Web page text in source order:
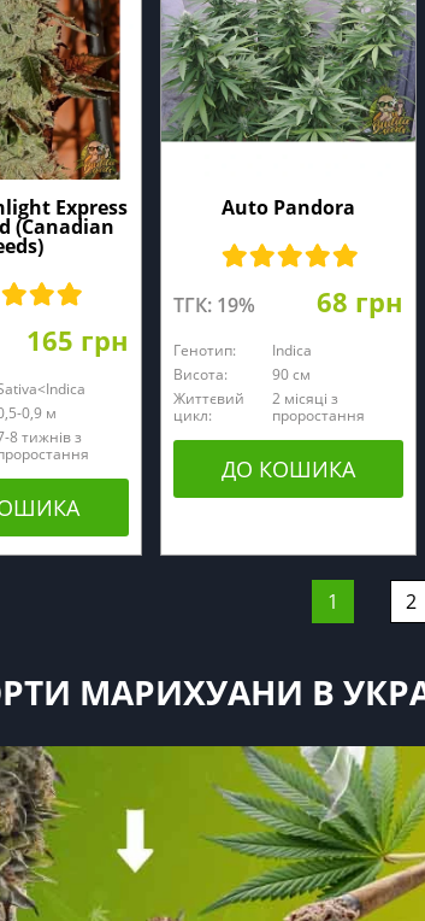
Express
(Canadian
165 грн
0,9 м
8 тижнів з
Auto Pandora
ТГК: 19% 68 грн
Генотип:
Indica
Висота:
90 см
Життєвий
цикл:
2 місяці з
проростання
ДО КОШИКА
1 2
МАРИХУАНИ В